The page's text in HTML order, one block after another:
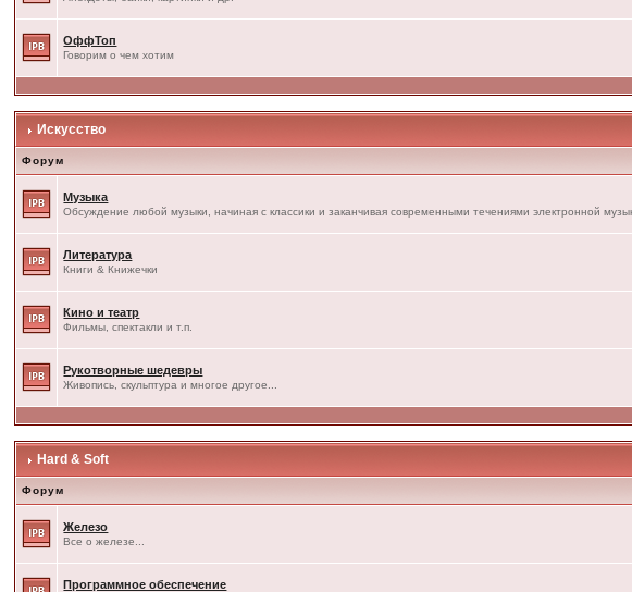
ОффТоп
Говорим о чем хотим
Искусство
Форум
Музыка
Обсуждение любой музыки, начиная с классики и заканчивая современными течениями электронной
Литература
Книги & Книжечки
Кино и театр
Фильмы, спектакли и т.п.
Рукотворные шедевры
Живопись, скульптура и многое другое...
Hard & Soft
Форум
Железо
Все о железе...
Программное обеспечение